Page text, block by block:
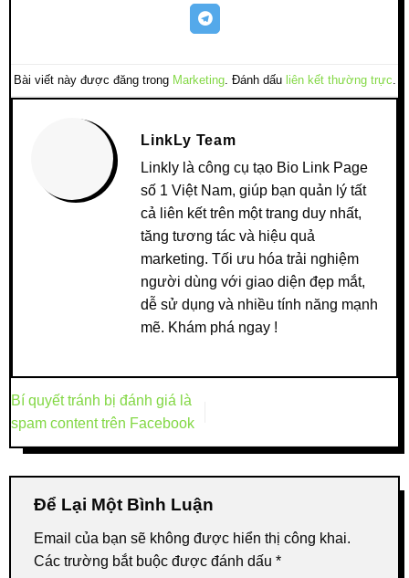
Bài viết này được đăng trong Marketing. Đánh dấu liên kết thường trực
LinkLy Team
Linkly là công cụ tạo Bio Link Page
số 1 Việt Nam, giúp bạn quản lý tất
cả liên kết trên một trang duy nhất,
tăng tương tác và hiệu quả
marketing. Tối ưu hóa trải nghiệm
người dùng với giao diện đẹp mắt,
dễ sử dụng và nhiều tính năng mạnh
mẽ. Khám phá ngay !
Bí quyết tránh bị đánh giá là
spam content trên Facebook
Để Lại Một Bình Luận
Email của bạn sẽ không được hiển thị công khai.
Các trường bắt buộc được đánh dấu *